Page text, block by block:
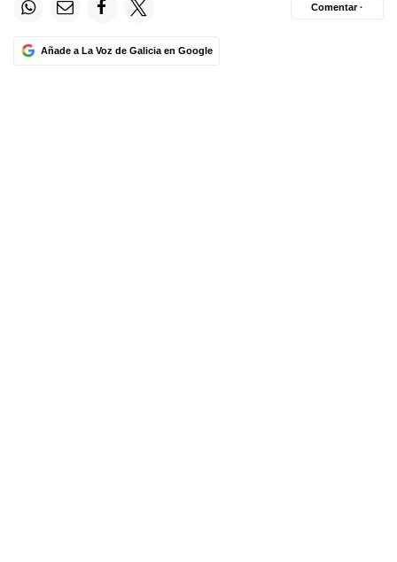
Añade a La Voz de Galicia en Google
Comentar ·